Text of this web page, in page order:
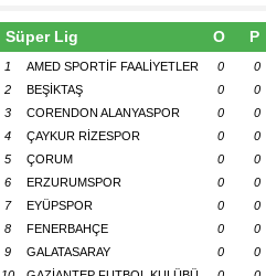
Süper Lig O P
1 AMED SPORTİF FAALİYETLER 0
0
2
BEŞİKTAŞ 0
0
3
CORENDON ALANYASPOR 0
0
4
ÇAYKUR RİZESPOR 0
0
5
ÇORUM 0
0
6
ERZURUMSPOR 0
0
7
EYÜPSPOR 0
0
8
FENERBAHÇE 0
0
9
GALATASARAY 0
0